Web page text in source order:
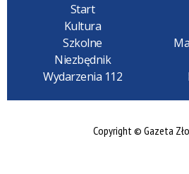
Start
Kultura
Szkolne
Niezbędnik
Wydarzenia 112
Copyright © Gazeta